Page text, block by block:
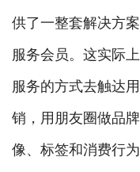
供了一整套解决方
服务会员。这实际
服务的方式去触达
销，用朋友圈做品
像、标签和消费行